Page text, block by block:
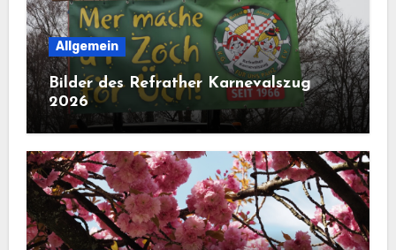
Allgemein
Bilder des Refrather Karnevalszug
2026